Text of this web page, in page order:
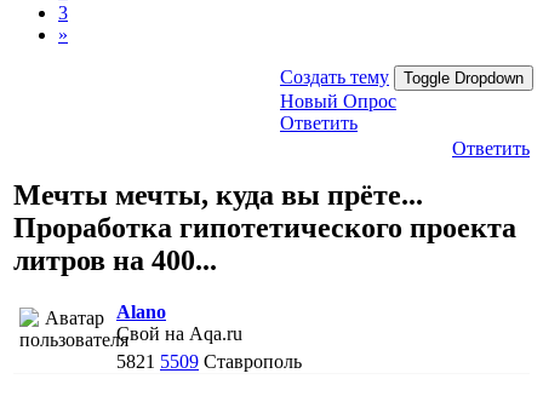
3
»
Создать тему Toggle Dropdown
Новый Опрос
Ответить
Ответить
Мечты мечты, куда вы прёте...
Проработка гипотетического проекта
литров на 400...
Alano
Свой на Aqa.ru
5821 5509 Ставрополь